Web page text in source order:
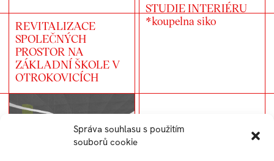
Správa souhlasu s použitím
souborů cookie
REVITALIZACE
SPOLEČNÝCH
PROSTOR NA
ZÁKLADNÍ ŠKOLE V
OTROKOVICÍCH
STUDIE INTERIÉRU
*koupelna siko